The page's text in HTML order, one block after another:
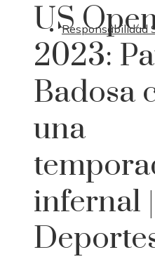
Responsabilidad
US
2023:
Badosa
una
infernal |